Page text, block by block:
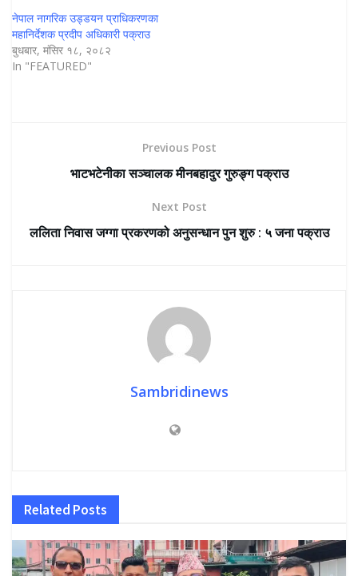
नेपाल नागरिक उड्डयन प्राधिकरणका
महानिर्देशक प्रदीप अधिकारी पक्राउ
बुधबार, मंसिर १८, २०८२
In "FEATURED"
Previous Post
भाटभटेनीका सञ्चालक मीनबहादुर गुरुङ्ग पक्राउ
Next Post
ललिता निवास जग्गा प्रकरणको अनुसन्धान पुन शुरु : ५ जना पक्राउ
Sambridinews
Related Posts